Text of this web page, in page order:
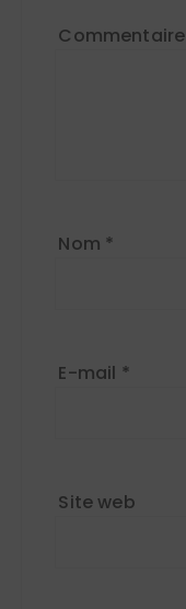
Commentaire
Nom *
E-mail *
Site web